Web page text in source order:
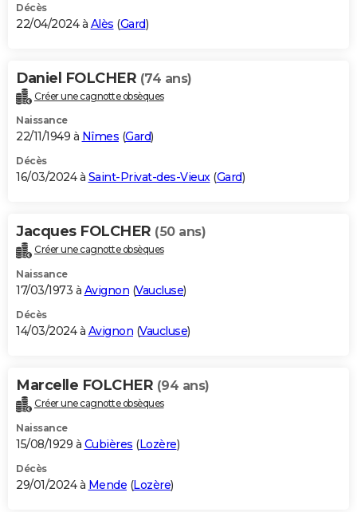
Décès
22/04/2024 à Alès (Gard)
Daniel FOLCHER (74 ans)
Créer une cagnotte obsèques
Naissance
22/11/1949 à Nîmes (Gard)
Décès
16/03/2024 à Saint-Privat-des-Vieux(Gard)
Jacques FOLCHER (50 ans)
Créer une cagnotte obsèques
Naissance
17/03/1973 à Avignon (Vaucluse)
Décès
14/03/2024 à Avignon (Vaucluse)
Marcelle FOLCHER (94 ans)
Créer une cagnotte obsèques
Naissance
15/08/1929 à Cubières (Lozère)
Décès
29/01/2024 à Mende (Lozère)